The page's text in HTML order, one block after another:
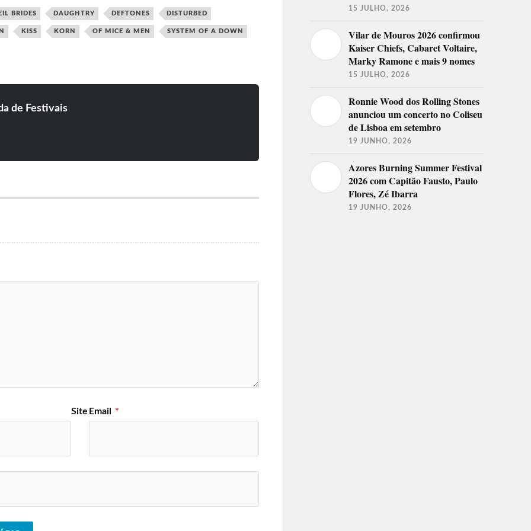
Principal The Zippo Encore Stage
Boston Manor,
DragonForce,
Culture Abuse, Nothing More, CKY, Andrew
Pink Slips, The Struts,
Veil Brides, Cradle of
This Moment,
Manson, Shinedown.
BRIDES DAUGHTRY DEFTONES DISTURBED
KISS KORN OF MICE & MEN SYSTEM OF A DOWN
de Festivais
Email *
Site
15 JULHO, 2026
Vilar de Mouros 2026 confirmou
Kaiser Chiefs, Cabaret Voltaire,
Marky Ramone e mais 9 nomes
15 JULHO, 2026
Ronnie Wood dos Rolling Stones
anunciou um concerto no Coliseu
de Lisboa em setembro
19 JUNHO, 2026
Azores Burning Summer Festival
2026 com Capitão Fausto, Paulo
Flores, Zé Ibarra
19 JUNHO, 2026